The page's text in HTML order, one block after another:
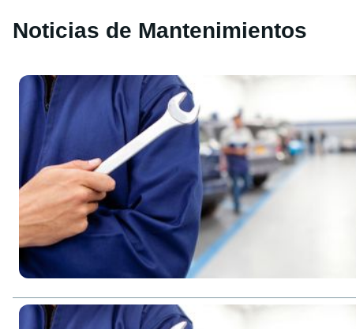
Noticias de Mantenimientos